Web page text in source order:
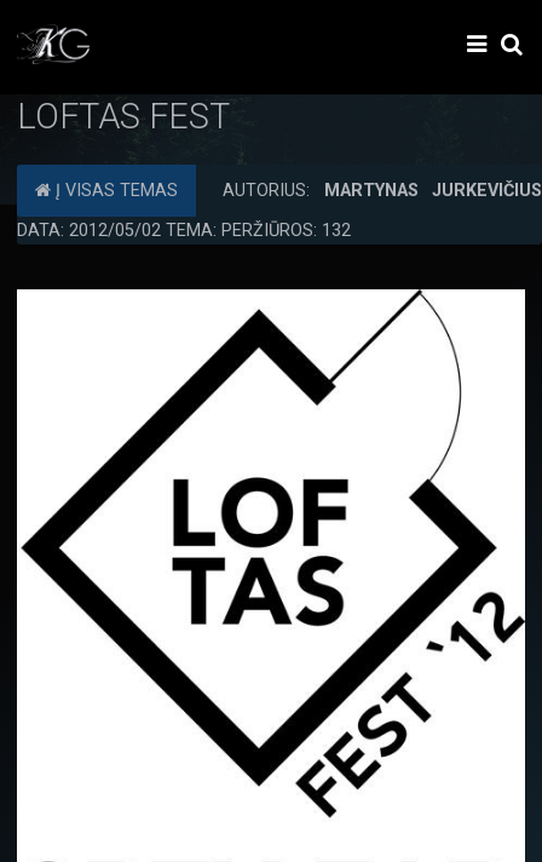
LOFTAS FEST
Į VISAS TEMAS AUTORIUS:
MARTYNAS JURKEVIČIUS
DATA: 2012/05/02 TEMA: PERŽIŪROS: 132